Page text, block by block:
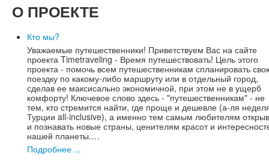
О ПРОЕКТЕ
Кто мы?
Уважаемые путешественники! Приветствуем Вас на сайте
проекта Timetraveling - Время путешествовать! Цель этого
проекта - помочь всем путешественникам спланировать
поездку по какому-либо маршруту или в отдельный город,
сделав ее максисально экономичной, при этом не в ущерб
комфорту! Ключевое слово здесь - "путешественникам" - не
тем, кто стремится найти, где проще и дешевле (а-ля
Турции all-inclusive), а именно тем самым любителям
и познавать новые страны, ценителям красот и
нашей планеты.…
Подробнее ...